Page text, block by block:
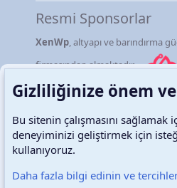
Resmi Sponsorlar
XenWp, altyapı ve barındırma
firmasından almaktadır.
Türkçe (TR) Çerezler
Destek talepleri Bize ulaşın
Gizliliğinize önem
Bu sitenin çalışmasını sağlamak
deneyiminizi geliştirmek için
kullanıyoruz.
Daha fazla bilgi edinin ve